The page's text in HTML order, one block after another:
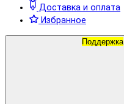
Доставка и оплата
Избранное
Поддержка